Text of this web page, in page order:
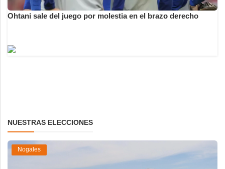
Ohtani sale del juego por molestia en el brazo derecho
NUESTRAS ELECCIONES
Nogales